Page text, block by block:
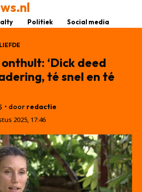
Politiek Social media
‘Dick deed
té snel en té
• door redactie
2025, 17:46